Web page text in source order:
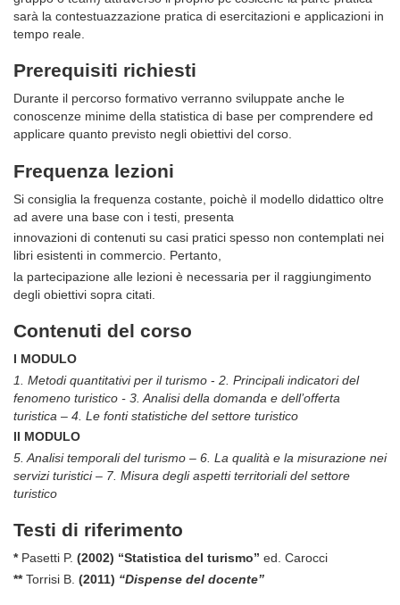
sarà la contestuazzazione pratica di esercitazioni e applicazioni in
tempo reale.
Prerequisiti richiesti
Durante il percorso formativo verranno sviluppate anche le
conoscenze minime della statistica di base per comprendere ed
applicare quanto previsto negli obiettivi del corso.
Frequenza lezioni
Si consiglia la frequenza costante, poichè il modello didattico oltre
ad avere una base con i testi, presenta
innovazioni di contenuti su casi pratici spesso non contemplati nei
libri esistenti in commercio. Pertanto,
la partecipazione alle lezioni è necessaria per il raggiungimento
degli obiettivi sopra citati.
Contenuti del corso
I MODULO
1. Metodi quantitativi per il turismo - 2. Principali indicatori del
fenomeno turistico - 3. Analisi della domanda e dell’offerta
turistica – 4. Le fonti statistiche del settore turistico
II MODULO
5. Analisi temporali del turismo – 6. La qualità e la misurazione nei
servizi turistici – 7. Misura degli aspetti territoriali del settore
turistico
Testi di riferimento
*Pasetti P. (2002) “Statistica del turismo” ed. Carocci
**Torrisi B. (2011) “Dispense del docente”